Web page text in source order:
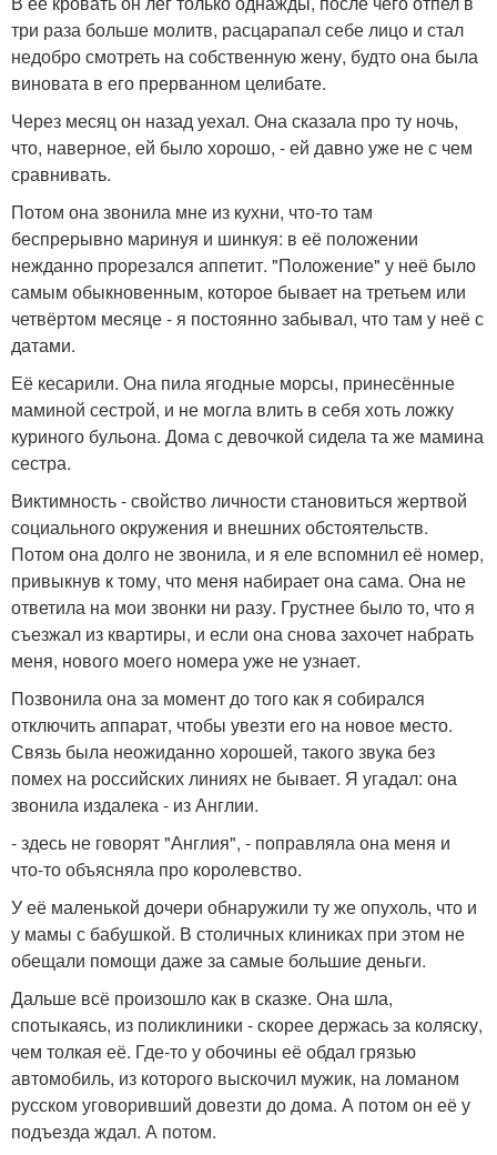
три раза больше молитв, расцарапал себе лицо и стал
недобро смотреть на собственную жену, будто она была
виновата в его прерванном целибате.
Через месяц он назад уехал. Она сказала про ту ночь,
что, наверное, ей было хорошо, - ей давно уже не с чем
сравнивать.
Потом она звонила мне из кухни, что-то там
беспрерывно маринуя и шинкуя: в её положении
нежданно прорезался аппетит. "Положение" у неё было
самым обыкновенным, которое бывает на третьем или
четвёртом месяце - я постоянно забывал, что там у неё с
датами.
Её кесарили. Она пила ягодные морсы, принесённые
маминой сестрой, и не могла влить в себя хоть ложку
куриного бульона. Дома с девочкой сидела та же мамина
сестра.
Виктимность - свойство личности становиться жертвой
социального окружения и внешних обстоятельств.
Потом она долго не звонила, и я еле вспомнил её номер,
привыкнув к тому, что меня набирает она сама. Она не
ответила на мои звонки ни разу. Грустнее было то, что я
съезжал из квартиры, и если она снова захочет набрать
меня, нового моего номера уже не узнает.
Позвонила она за момент до того как я собирался
отключить аппарат, чтобы увезти его на новое место.
Связь была неожиданно хорошей, такого звука без
помех на российских линиях не бывает. Я угадал: она
звонила издалека - из Англии.
- здесь не говорят "Англия", - поправляла она меня и
что-то объясняла про королевство.
У её маленькой дочери обнаружили ту же опухоль, что и
у мамы с бабушкой. В столичных клиниках при этом не
обещали помощи даже за самые большие деньги.
Дальше всё произошло как в сказке. Она шла,
спотыкаясь, из поликлиники - скорее держась за коляску,
чем толкая её. Где-то у обочины её обдал грязью
автомобиль, из которого выскочил мужик, на ломаном
русском уговоривший довезти до дома. А потом он её у
подъезда ждал. А потом.